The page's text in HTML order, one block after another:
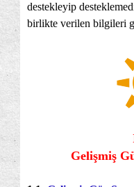
destekleyip
birlikte verilen bilgileri
Gelişmiş